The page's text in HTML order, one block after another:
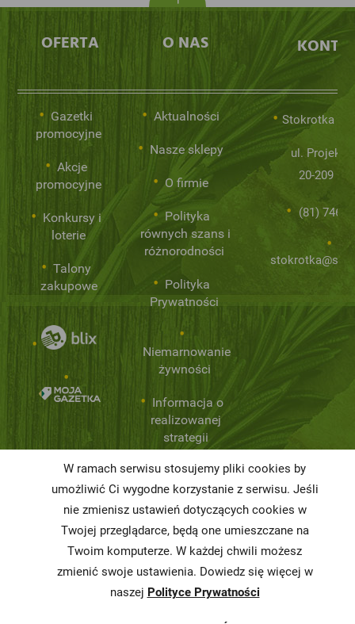
OFERTA
Gazetki
promocyjne
Akcje
promocyjne
Konkursy i
loterie
Talony
zakupowe
O NAS
Aktualności
Nasze sklepy
O firmie
Polityka
równych szans i
różnorodności
Polityka
Prywatności
Niemarnowanie
żywności
Informacja o
realizowanej
strategii
podatkowej
Karty
charakterystyki
Butelkomaty
Stokrotka
ul.
20-209
(81) 746
W ramach serwisu stosujemy pliki cookies by
umożliwić Ci wygodne korzystanie z serwisu. Jeśli
nie zmienisz ustawień dotyczących cookies w
Twojej przeglądarce, będą one umieszczane na
Twoim komputerze. W każdej chwili możesz
zmienić swoje ustawienia. Dowiedz się więcej w
naszej Polityce Prywatności